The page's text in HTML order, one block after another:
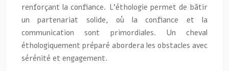
renforçant la confiance. L’éthologie permet de bâtir
un partenariat solide, où la confiance et la
communication sont primordiales. Un cheval
éthologiquement préparé abordera les obstacles avec
sérénité et engagement.